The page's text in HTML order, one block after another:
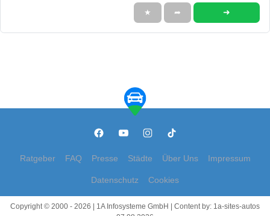
★ ➦ ➜
Ratgeber FAQ Presse Städte Über Uns Impressum
Datenschutz Cookies
Copyright © 2000 - 2026 | 1A Infosysteme GmbH | Content by: 1a-sites-autos